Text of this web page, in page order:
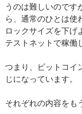
うのは難しいのです
ら、通常のひとは使
ロックサイズを下げ
テストネットで稼働
つまり、ビットコイ
じになっています。
それぞれの内容をも